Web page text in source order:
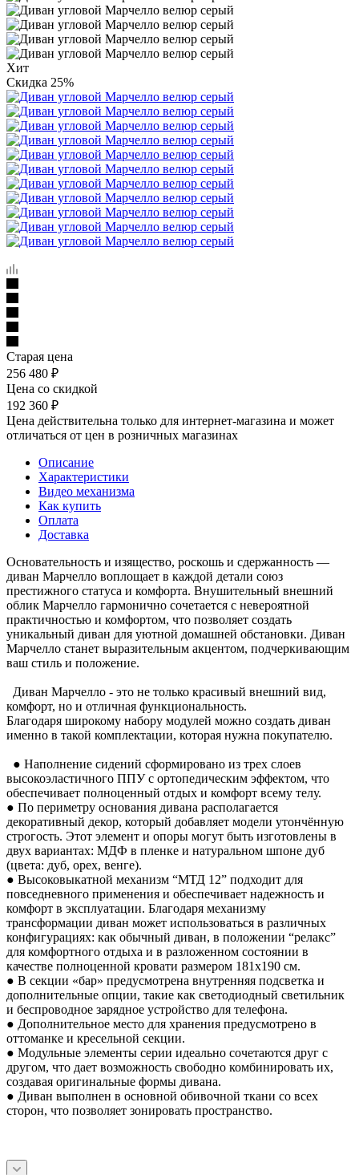
Хит
Скидка 25%
Старая цена
256 480 ₽
Цена со скидкой
192 360 ₽
Цена действительна только для интернет-магазина и может
отличаться от цен в розничных магазинах
Описание
Характеристики
Видео механизма
Как купить
Оплата
Доставка
Основательность и изящество, роскошь и сдержанность —
диван Марчелло воплощает в каждой детали союз
престижного статуса и комфорта. Внушительный внешний
облик Марчелло гармонично сочетается с невероятной
практичностью и комфортом, что позволяет создать
уникальный диван для уютной домашней обстановки. Диван
Марчелло станет выразительным акцентом, подчеркивающим
ваш стиль и положение.
Диван Марчелло - это не только красивый внешний вид,
комфорт, но и отличная функциональность.
Благодаря широкому набору модулей можно создать диван
именно в такой комплектации, которая нужна покупателю.
● Наполнение сидений сформировано из трех слоев
высокоэластичного ППУ с ортопедическим эффектом, что
обеспечивает полноценный отдых и комфорт всему телу.
● По периметру основания дивана располагается
декоративный декор, который добавляет модели утончённую
строгость. Этот элемент и опоры могут быть изготовлены в
двух вариантах: МДФ в пленке и натуральном шпоне дуб
(цвета: дуб, орех, венге).
● Высоковыкатной механизм “МТД 12” подходит для
повседневного применения и обеспечивает надежность и
комфорт в эксплуатации. Благодаря механизму
трансформации диван может использоваться в различных
конфигурациях: как обычный диван, в положении “релакс”
для комфортного отдыха и в разложенном состоянии в
качестве полноценной кровати размером 181x190 см.
● В секции «бар» предусмотрена внутренняя подсветка и
дополнительные опции, такие как светодиодный светильник
и беспроводное зарядное устройство для телефона.
● Дополнительное место для хранения предусмотрено в
оттоманке и кресельной секции.
● Модульные элементы серии идеально сочетаются друг с
другом, что дает возможность свободно комбинировать их,
создавая оригинальные формы дивана.
● Диван выполнен в основной обивочной ткани со всех
сторон, что позволяет зонировать пространство.